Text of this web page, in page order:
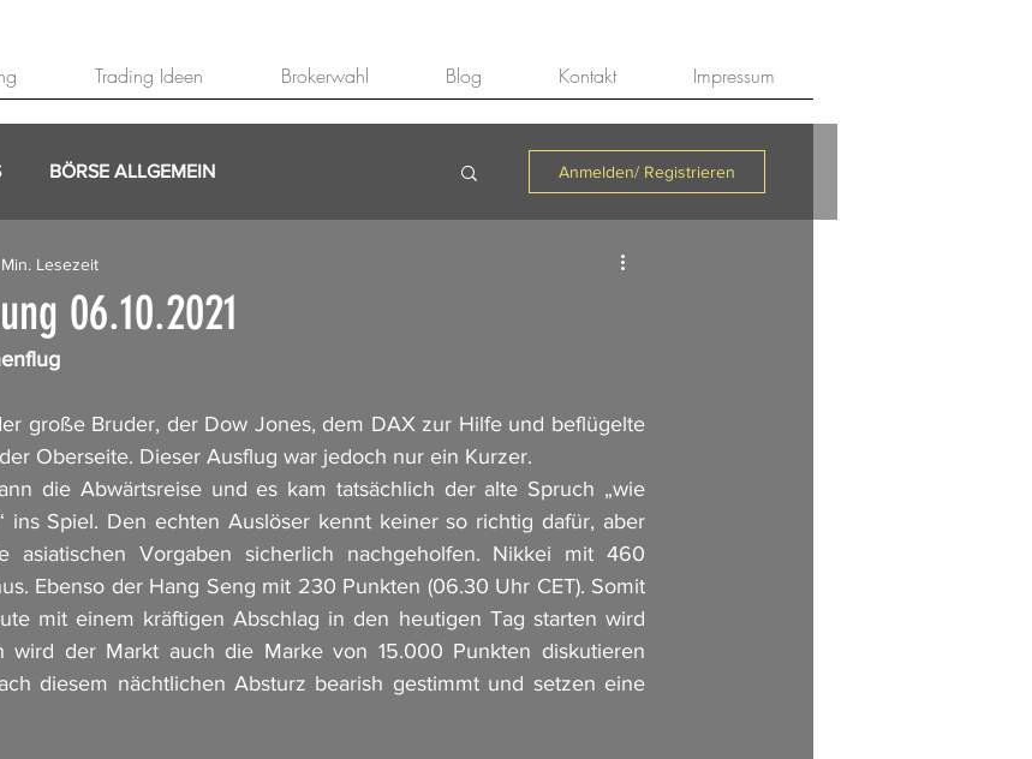
Trading Ideen Brokerwahl Blog Kontakt Impressum
BÖRSE ALLGEMEIN Anmelden/ Registrieren
06.10.2021
Min. Lesezeit
große Bruder, der Dow Jones, dem DAX zur Hilfe und beflügelte
Oberseite. Dieser Ausflug war jedoch nur ein Kurzer.
die Abwärtsreise und es kam tatsächlich der alte Spruch „wie
ins Spiel. Den echten Auslöser kennt keiner so richtig dafür, aber
asiatischen Vorgaben sicherlich nachgeholfen. Nikkei mit 460
Ebenso der Hang Seng mit 230 Punkten (06.30 Uhr CET). Somit
mit einem kräftigen Abschlag in den heutigen Tag starten wird
wird der Markt auch die Marke von 15.000 Punkten diskutieren
diesem nächtlichen Absturz bearish gestimmt und setzen eine